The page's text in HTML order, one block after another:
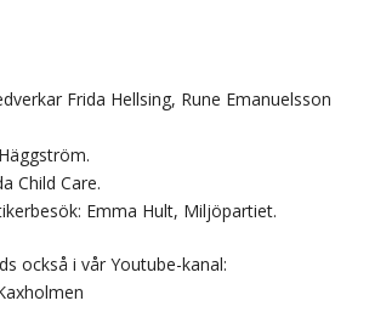
Frida Hellsing, Rune Emanuelsson
Child Care.
Emma Hult, Miljöpartiet.
också i vår Youtube-kanal: